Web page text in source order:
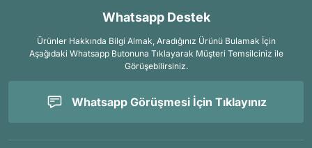
Whatsapp Destek
Ürünler Hakkında Bilgi Almak, Aradığınız Ürünü Bulamak İçin
Aşağıdaki Whatsapp Butonuna Tıklayarak Müşteri Temsilciniz ile
Görüşebilirsiniz.
Whatsapp Görüşmesi İçin Tıklayınız